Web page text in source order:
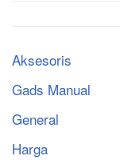
Aksesoris
Gads Manual
General
Harga